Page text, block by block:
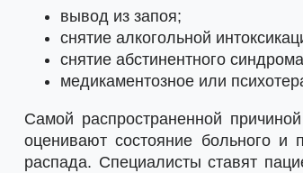
вывод из запоя;
снятие алкогольной
снятие абстинентного
медикаментозное или
Самой распространенной
оценивают состояние больного и
распада. Специалисты ставят